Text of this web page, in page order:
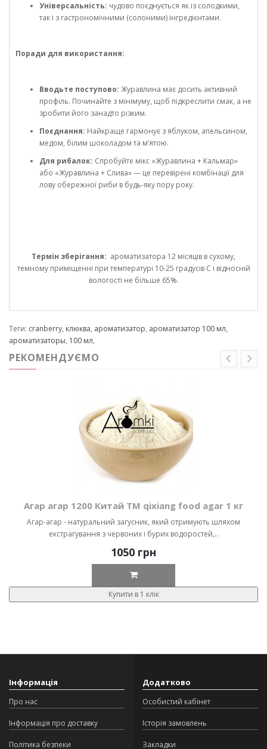
Універсальність: чудово поєднується як із солодкими,
так і з гастрономічними (солоними) інгредієнтами.
Поради для використання:
Вводьте поступово: Журавлина має досить активний
профіль. Починайте з мінімуму, щоб підкреслити смак, а не
зробити його занадто різким.
Поєднання: Найкраще гармонує з яблуком, апельсином,
медом, білим шоколадом та м’ятою.
Для рибалок: Спробуйте мікс «Журавлина + Кальмар»
або «Журавлина + Слива» — це перевірені комбінації для
лову обережної риби в будь-яку пору року.
Термін зберігання: ароматизатора 12 місяців в сухому,
темному приміщенні при температурі 10-25 градусів С і відносній
вологості не більше 65%.
Теги: cranberry, клюква, ароматизатор, ароматизатор 100 мл,
ароматизаторы, 100 мл,
РЕКОМЕНДУЄМО
Агар агар 1200 Китай ТМ qixiang food agar 1 кг
Агар-агар - натуральний загусник, який отримують шляхом
екстрагування з червоних і бурих водоростей,..
1050 грн
Купити в 1 клік
Інформація
Про нас
Інформація про доставку
Політика безпеки
Додатково
Особистий кабінет
Історія замовлень
Закладки